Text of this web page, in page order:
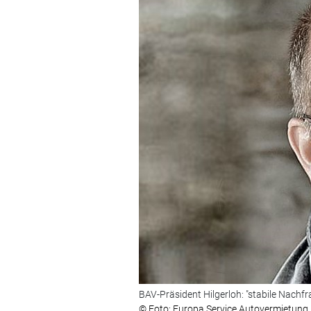
BAV-Präsident Hilgerloh: "stabile